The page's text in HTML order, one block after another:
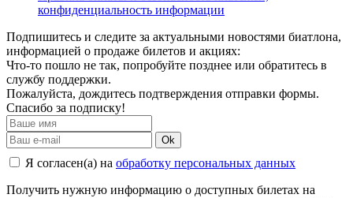
конфиденциальность информации
Подпишитесь и следите за актуальными новостями биатлона,
информацией о продаже билетов и акциях:
Что-то пошло не так, попробуйте позднее или обратитесь в
службу поддержки.
Пожалуйста, дождитесь подтверждения отправки формы.
Спасибо за подписку!
Ok
Я согласен(а) на обработку персональных данных
Получить нужную информацию о доступных билетах на